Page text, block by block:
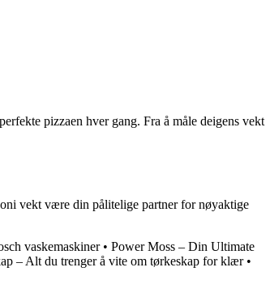
pizzaen hver gang. Fra å måle deigens vekt
vekt være din pålitelige partner for nøyaktige
vaskemaskiner• Power Moss – Din Ultimate
– Alt du trenger å vite om tørkeskap for klær•